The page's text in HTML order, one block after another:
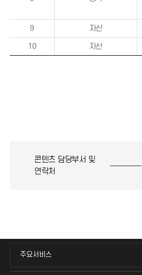
9 자산
10 자산
콘텐츠 담당부서 및
연락처
주요서비스